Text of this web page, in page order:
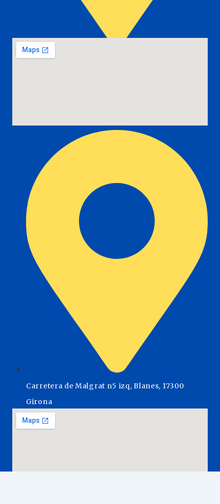
C/ Aragó, 366 Oficina 24, 08009, Barcelona
Carretera de Malgrat n5 izq, Blanes, 17300
Girona